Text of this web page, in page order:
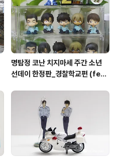
명탐정 코난 치지마세 주간 소년
선데이 한정판_경찰학교편 (feat